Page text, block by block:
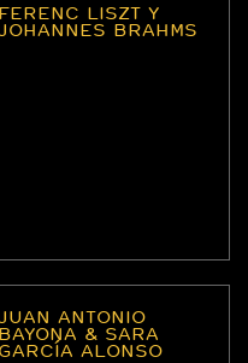
FERENC LISZT Y
BRAHMS
ANTONIO
BAYONA & SARA
GARCÍA ALONSO